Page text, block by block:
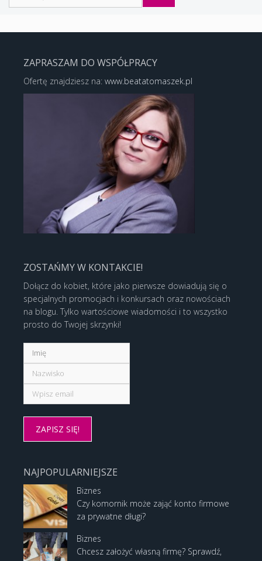
ZAPRASZAM DO WSPÓŁPRACY
Ofertę znajdziesz na: www.beatatomaszek.pl
ZOSTAŃMY W KONTAKCIE!
Dołącz do kobiet, które jako pierwsze dowiadują się o
specjalnych promocjach i konkursach oraz nowościach
na blogu. Tylko wartościowe wiadomości i to wszystko
prosto do Twojej skrzynki!
NAJPOPULARNIEJSZE
Biznes
Czy komornik może zająć konto firmowe
za prywatne długi?
Biznes
Chcesz założyć własną firmę? Sprawdź,